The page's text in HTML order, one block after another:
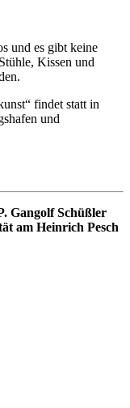
und es gibt keine
Kissen und
findet statt in
und
Gangolf Schüßler
am Heinrich Pesch